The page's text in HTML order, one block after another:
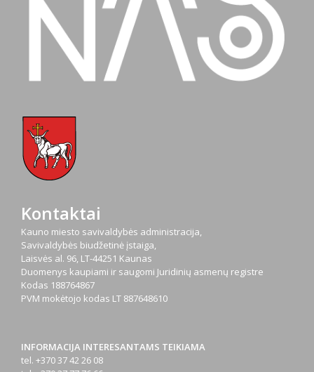
Kontaktai
Kauno miesto savivaldybės administracija,
Savivaldybės biudžetinė įstaiga,
Laisvės al. 96, LT-44251 Kaunas
Duomenys kaupiami ir saugomi Juridinių asmenų registre
Kodas 188764867
PVM mokėtojo kodas LT 887648610
INFORMACIJA INTERESANTAMS TEIKIAMA
tel. +370 37 42 26 08